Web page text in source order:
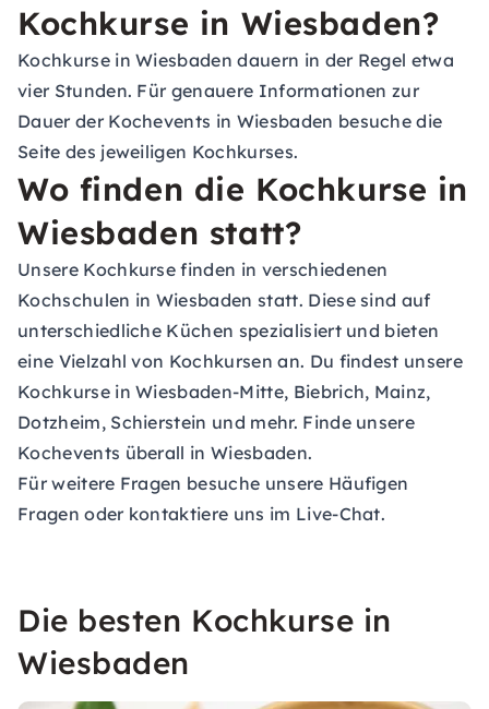
Kochkurse in Wiesbaden?
Kochkurse in Wiesbaden dauern in der Regel etwa
vier Stunden. Für genauere Informationen zur
Dauer der Kochevents in Wiesbaden besuche die
Seite des jeweiligen Kochkurses.
Wo finden die Kochkurse in
Wiesbaden statt?
Unsere Kochkurse finden in verschiedenen
Kochschulen in Wiesbaden statt. Diese sind auf
unterschiedliche Küchen spezialisiert und bieten
eine Vielzahl von Kochkursen an. Du findest unsere
Kochkurse in Wiesbaden-Mitte, Biebrich, Mainz,
Dotzheim, Schierstein und mehr. Finde unsere
Kochevents überall in Wiesbaden.
Für weitere Fragen besuche unsere Häufigen
Fragen oder kontaktiere uns im Live-Chat.
Die besten Kochkurse in
Wiesbaden